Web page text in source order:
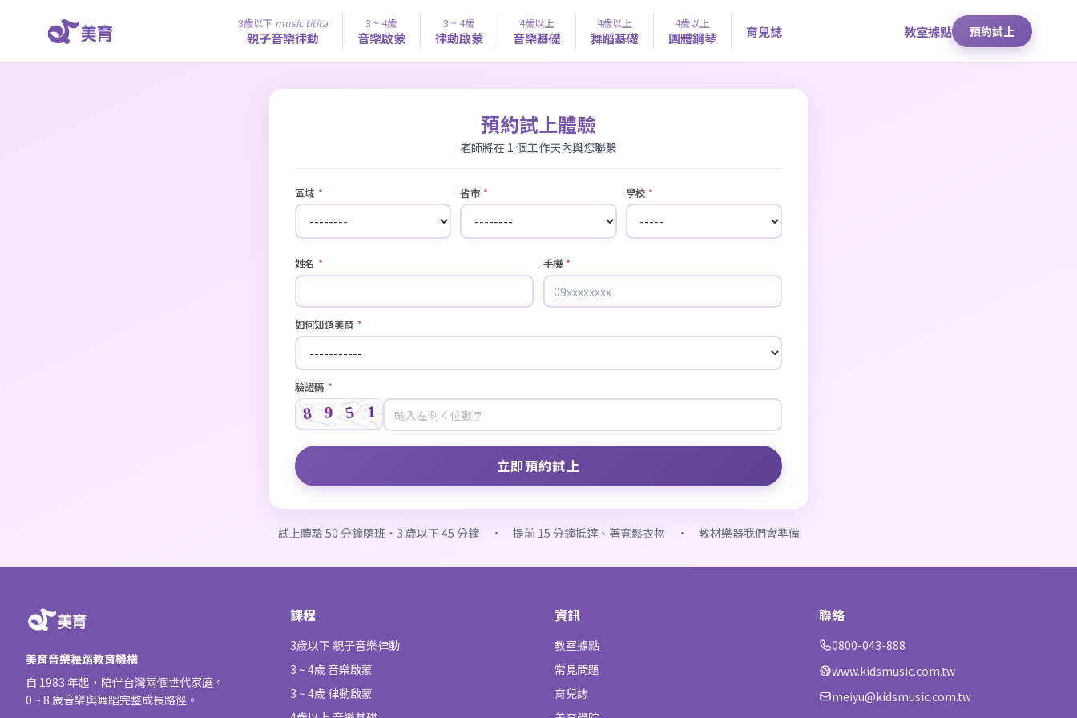
3歲以下 music titita
親子音樂律動
3 ~ 4歲
音樂啟蒙
3 ~ 4歲
律動啟蒙
4歲以上
音樂基礎
4歲以上
舞蹈基礎
4歲以上
團體鋼琴 育兒誌 教室據點 預約試上
預約試上體驗
老師將在 1 個工作天內與您聯繫
區域 * 省市 * 學校 *
姓名 * 手機 *
如何知道美育 *
驗證碼 *
試上體驗 50 分鐘隨班・3 歲以下 45 分鐘 · 提前 15 分鐘抵達、著寬鬆衣物 · 教材樂器我們會準備
美育音樂舞蹈教育機構
自 1983 年起，陪伴台灣兩個世代家庭。
0 ~ 8 歲音樂與舞蹈完整成長路徑。
課程
3歲以下 親子音樂律動
3 ~ 4歲 音樂啟蒙
3 ~ 4歲 律動啟蒙
資訊
教室據點
常見問題
育兒誌
聯絡
0800-043-888
www.kidsmusic.com.tw
meiyu@kidsmusic.com.tw